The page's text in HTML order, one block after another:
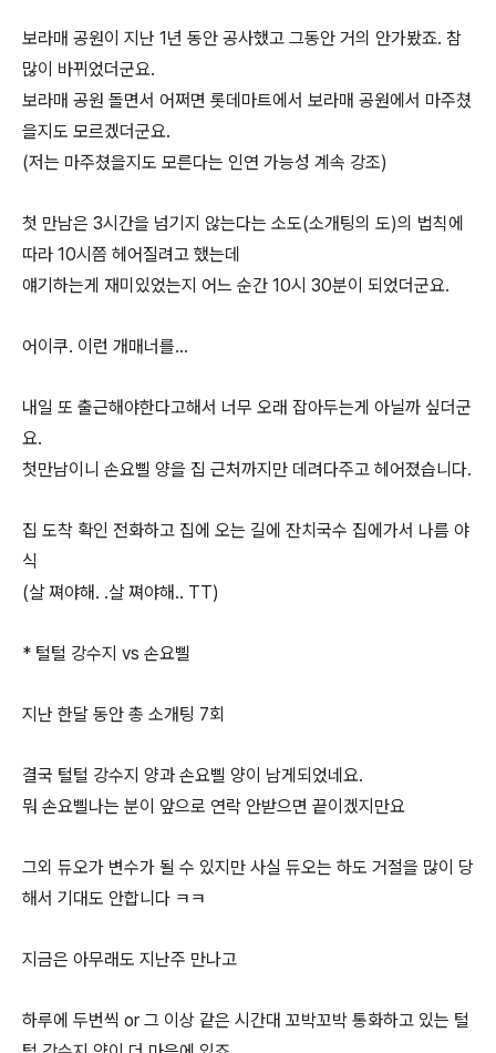
보라매 공원이 지난 1년 동안 공사했고 그동안 거의 안가봤죠. 참
많이 바뀌었더군요.
보라매 공원 돌면서 어쩌면 롯데마트에서 보라매 공원에서 마주쳤
을지도 모르겠더군요.
(저는 마주쳤을지도 모른다는 인연 가능성 계속 강조)
첫 만남은 3시간을 넘기지 않는다는 소도(소개팅의 도)의 법칙에
따라 10시쯤 헤어질려고 했는데
얘기하는게 재미있었는지 어느 순간 10시 30분이 되었더군요.
어이쿠. 이런 개매너를...
내일 또 출근해야한다고해서 너무 오래 잡아두는게 아닐까 싶더군
요.
첫만남이니 손요삘 양을 집 근처까지만 데려다주고 헤어졌습니다.
집 도착 확인 전화하고 집에 오는 길에 잔치국수 집에가서 나름 야
식
(살 쪄야해. .살 쪄야해.. TT)
* 털털 강수지 vs 손요삘
지난 한달 동안 총 소개팅 7회
결국 털털 강수지 양과 손요삘 양이 남게되었네요.
뭐 손요삘나는 분이 앞으로 연락 안받으면 끝이겠지만요
그외 듀오가 변수가 될 수 있지만 사실 듀오는 하도 거절을 많이 당
해서 기대도 안합니다 ㅋㅋ
지금은 아무래도 지난주 만나고
하루에 두번씩 or 그 이상 같은 시간대 꼬박꼬박 통화하고 있는 털